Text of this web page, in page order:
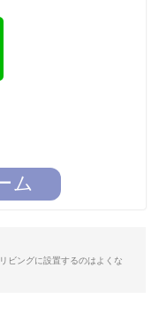
ム
ビングに設置するのはよくな